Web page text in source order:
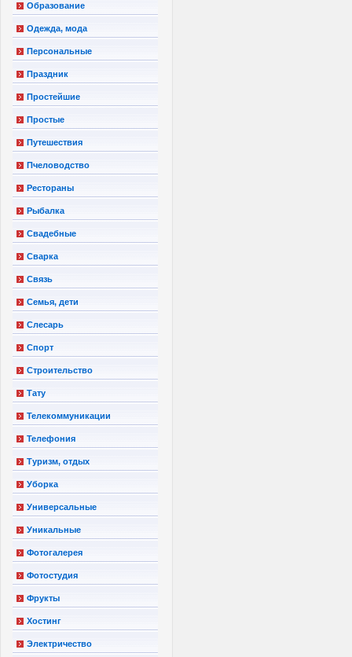
Образование
Одежда, мода
Персональные
Праздник
Простейшие
Простые
Путешествия
Пчеловодство
Рестораны
Рыбалка
Свадебные
Сварка
Связь
Семья, дети
Слесарь
Спорт
Строительство
Тату
Телекоммуникации
Телефония
Туризм, отдых
Уборка
Универсальные
Уникальные
Фотогалерея
Фотостудия
Фрукты
Хостинг
Электричество